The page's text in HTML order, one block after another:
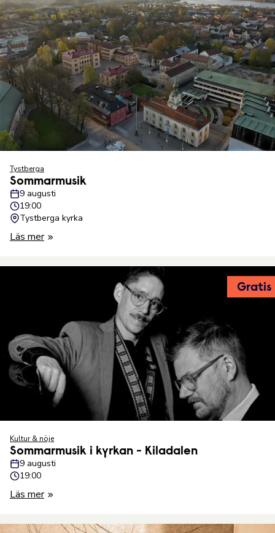
Tystberga
Sommarmusik
9 augusti
19:00
Tystberga kyrka
Läs mer
Gratis
Kultur & nöje
Sommarmusik i kyrkan - Kiladalen
9 augusti
19:00
Läs mer